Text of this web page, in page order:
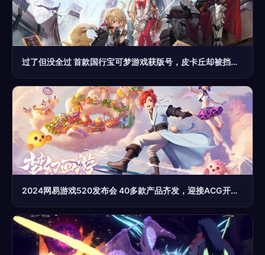
过了但没全过 首款国行宝可梦游戏获版号，皮卡丘却被挡住了
2024网易游戏520发布会 40多款产品齐发，迎接ACG开发新时代